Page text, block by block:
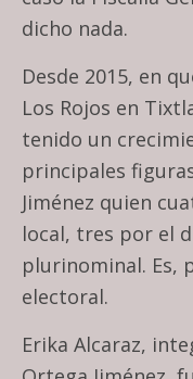
dicho nada.
Desde 2015, en
Los Rojos en
tenido un
principales
Jiménez quien
local, tres por el
plurinominal. Es,
electoral.
Erika Alcaraz,